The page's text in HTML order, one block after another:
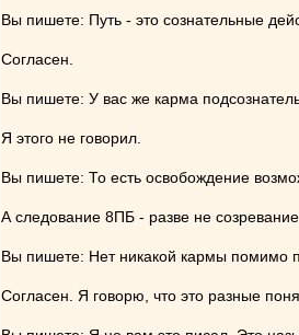
Вы пишете: Путь - это сознательные
Согласен.
Вы пишете: У вас же карма
Я этого не говорил.
Вы пишете: То есть освобождение
А следование 8ПБ - разве не
Вы пишете: Нет никакой кармы помимо
Согласен. Я говорю, что это разные